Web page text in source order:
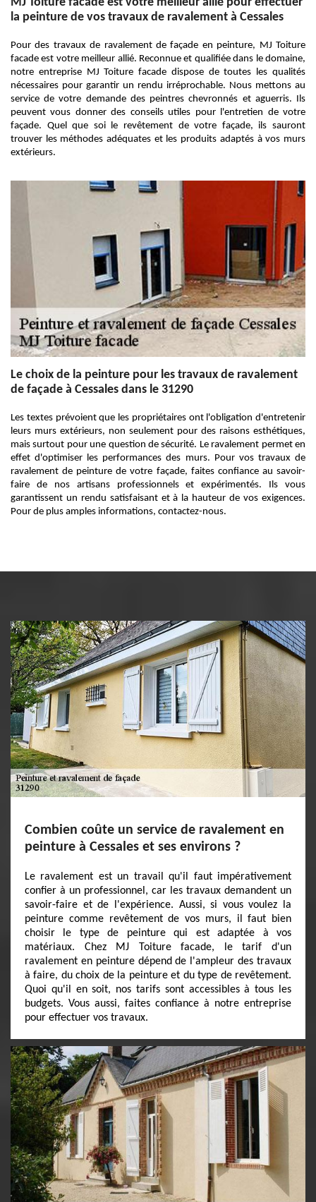
la peinture de vos travaux de ravalement à Cessales
Pour des travaux de ravalement de façade en peinture, MJ Toiture
facade est votre meilleur allié. Reconnue et qualifiée dans le domaine,
notre entreprise MJ Toiture facade dispose de toutes les qualités
nécessaires pour garantir un rendu irréprochable. Nous mettons au
service de votre demande des peintres chevronnés et aguerris. Ils
peuvent vous donner des conseils utiles pour l'entretien de votre
façade. Quel que soi le revêtement de votre façade, ils sauront
trouver les méthodes adéquates et les produits adaptés à vos murs
extérieurs.
Le choix de la peinture pour les travaux de ravalement
de façade à Cessales dans le 31290
Les textes prévoient que les propriétaires ont l'obligation d'entretenir
leurs murs extérieurs, non seulement pour des raisons esthétiques,
mais surtout pour une question de sécurité. Le ravalement permet en
effet d'optimiser les performances des murs. Pour vos travaux de
ravalement de peinture de votre façade, faites confiance au savoir-
faire de nos artisans professionnels et expérimentés. Ils vous
garantissent un rendu satisfaisant et à la hauteur de vos exigences.
Pour de plus amples informations, contactez-nous.
Combien coûte un service de ravalement en
peinture à Cessales et ses environs ?
Le ravalement est un travail qu'il faut impérativement
confier à un professionnel, car les travaux demandent un
savoir-faire et de l'expérience. Aussi, si vous voulez la
peinture comme revêtement de vos murs, il faut bien
choisir le type de peinture qui est adaptée à vos
matériaux. Chez MJ Toiture facade, le tarif d'un
ravalement en peinture dépend de l'ampleur des travaux
à faire, du choix de la peinture et du type de revêtement.
Quoi qu'il en soit, nos tarifs sont accessibles à tous les
budgets. Vous aussi, faites confiance à notre entreprise
pour effectuer vos travaux.